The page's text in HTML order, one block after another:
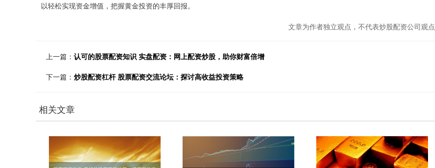
以轻松实现资金增值，把握黄金投资的丰厚回报。
文章为作者独立观点，不代表炒股配资公司观点
上一篇： 认可的股票配资知识 实盘配资：网上配资炒股，助你财富倍增
下一篇： 炒股配资杠杆 股票配资交流论坛：探讨高收益投资策略
相关文章